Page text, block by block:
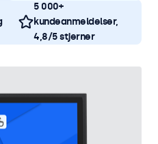
5 000+
kundeanmeldelser,
4,8/5 stjerner